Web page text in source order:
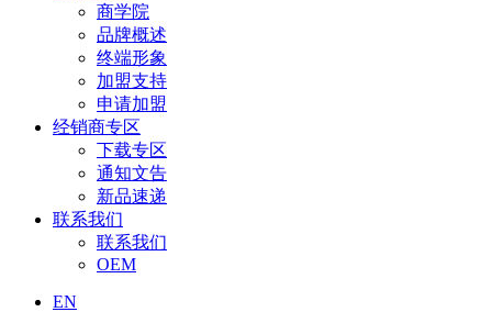
商学院
品牌概述
终端形象
加盟支持
申请加盟
经销商专区
下载专区
通知文告
新品速递
联系我们
联系我们
OEM
EN